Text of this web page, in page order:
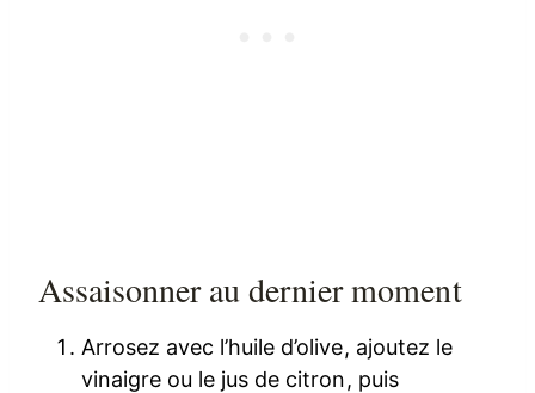
Assaisonner au dernier moment
Arrosez avec l’huile d’olive, ajoutez le
vinaigre ou le jus de citron, puis